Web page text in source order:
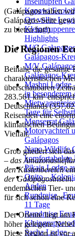
Kapawi
Ort voller
Highlights
M/C
Galápagos-
M/V
Galápagos-
Mashpi Lodge
in besonderem
Tage für
Monserrat
Motoryachten
Galápagos
Napo Wildlife
Pikaia Lodge
Quito –
Anden
Rundreise
11 Tage
Rundreise
Kleingruppe
Sacha Lodge
(Galápagos haben
Galápagos-Seite
zu bieten hat!)
Die Regionen
Beinahe die gesamte
charakteristischen
überschaubaren
283.561 km²
Deutschlands
Reisenden eine
klimatischen
Vielfalt.
Grob gliedert sich
– das
den Küstenbereich
der Galápagosinseln.
endemischen Tier-
für sich schon eine
Der Oriente liegt am
höher gelegene
Diese Region ist vor